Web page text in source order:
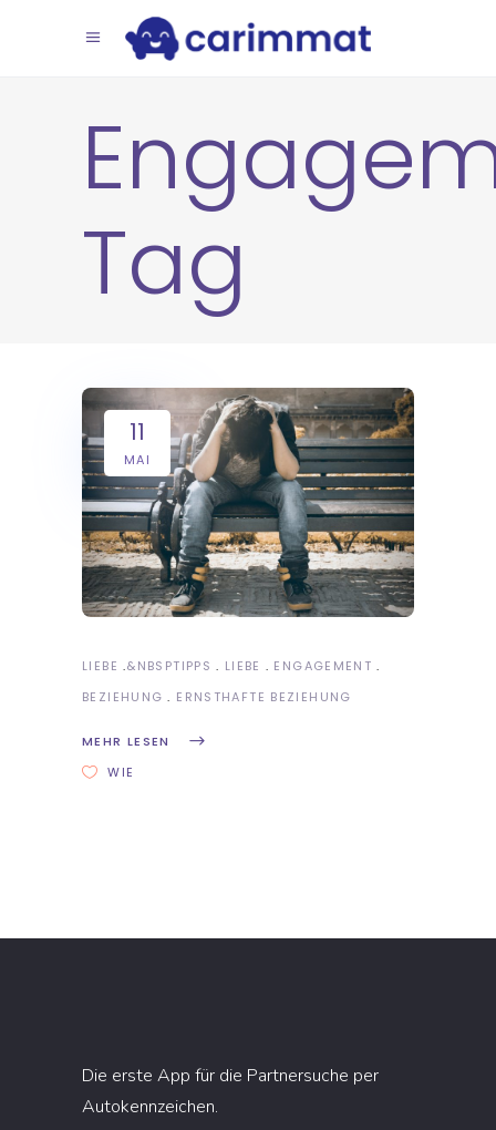
Tag
11
MAI
LIEBE &NBSPTIPPS LIEBE
ENGAGEMENT
BEZIEHUNG
ERNSTHAFTE BEZIEHUNG
MEHR LESEN
WIE
Die erste App für die Partnersuche per
Autokennzeichen.